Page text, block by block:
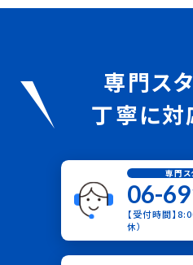
専門ス
丁寧に対
専門ス
06-
【受付時間】
休）